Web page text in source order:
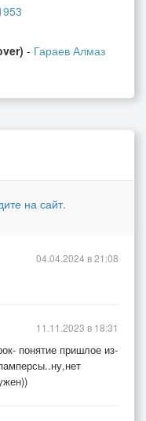
- Гараев Алмаз
на сайт.
04.04.2024 в 21:08
понятие пришлое из-
11.11.2023 в 18:31